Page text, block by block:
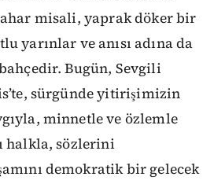
misali, yaprak döker bir
yarınlar ve anısı adına da
Bugün, Sevgili
sürgünde yitirişimizin
minnetle ve özlemle
halkla, sözlerini
demokratik bir gelecek